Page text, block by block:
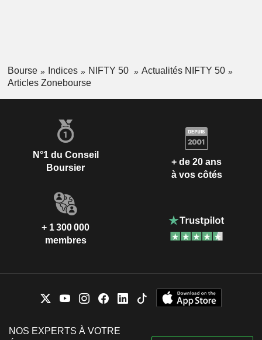
Bourse Indices NIFTY 50
Actualités NIFTY 50
Articles Zonebourse
N°1 du Conseil
Boursier
+ de 20 ans
à vos côtés
+ 1 300 000
membres
NOS EXPERTS À VOTRE